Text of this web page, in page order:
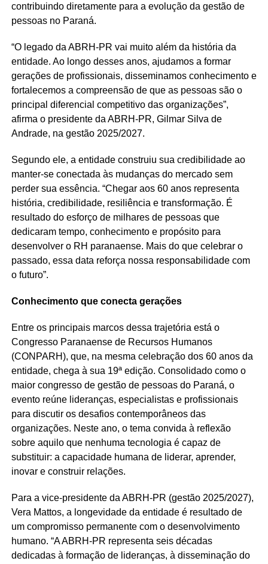
contribuindo diretamente para a evolução da gestão de
pessoas no Paraná.
“O legado da ABRH-PR vai muito além da história da
entidade. Ao longo desses anos, ajudamos a formar
gerações de profissionais, disseminamos conhecimento e
fortalecemos a compreensão de que as pessoas são o
principal diferencial competitivo das organizações”,
afirma o presidente da ABRH-PR, Gilmar Silva de
Andrade, na gestão 2025/2027.
Segundo ele, a entidade construiu sua credibilidade ao
manter-se conectada às mudanças do mercado sem
perder sua essência. “Chegar aos 60 anos representa
história, credibilidade, resiliência e transformação. É
resultado do esforço de milhares de pessoas que
dedicaram tempo, conhecimento e propósito para
desenvolver o RH paranaense. Mais do que celebrar o
passado, essa data reforça nossa responsabilidade com
o futuro”.
Conhecimento que conecta gerações
Entre os principais marcos dessa trajetória está o
Congresso Paranaense de Recursos Humanos
(CONPARH), que, na mesma celebração dos 60 anos da
entidade, chega à sua 19ª edição. Consolidado como o
maior congresso de gestão de pessoas do Paraná, o
evento reúne lideranças, especialistas e profissionais
para discutir os desafios contemporâneos das
organizações. Neste ano, o tema convida à reflexão
sobre aquilo que nenhuma tecnologia é capaz de
substituir: a capacidade humana de liderar, aprender,
inovar e construir relações.
Para a vice-presidente da ABRH-PR (gestão 2025/2027),
Vera Mattos, a longevidade da entidade é resultado de
um compromisso permanente com o desenvolvimento
humano. “A ABRH-PR representa seis décadas
dedicadas à formação de lideranças, à disseminação do